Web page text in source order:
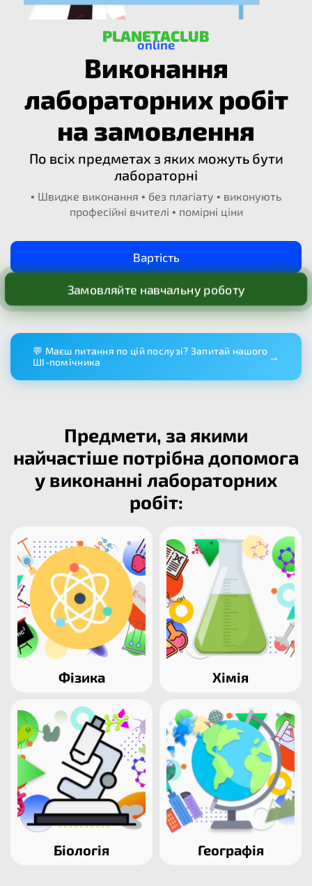
PLANETACLUB
online
Виконання
лабораторних робіт
на замовлення
По всіх предметах з яких можуть бути
лабораторні
• Швидке виконання • без плагіату • виконують
професійні вчителі • помірні ціни
Вартість
Замовляйте навчальну роботу
💬 Маєш питання по цій послузі? Запитай нашого
ШІ-помічника
→
Предмети, за якими
найчастіше потрібна допомога
у виконанні лабораторних
робіт:
Фізика Хімія
Біологія Географія